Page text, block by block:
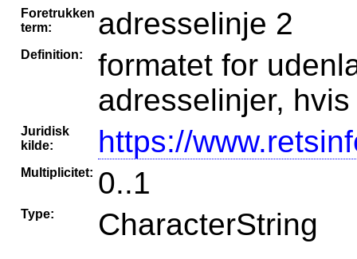
Foretrukken
term:
adresselinje 2
Definition:
formatet for
adresselinjer,
Juridisk
kilde:
https://
Multiplicitet: 0..1
Type: CharacterString